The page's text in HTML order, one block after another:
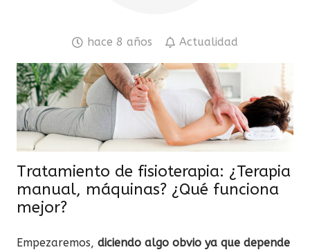
hace 8 años Actualidad
Tratamiento de fisioterapia: ¿Terapia
manual, máquinas? ¿Qué funciona
mejor?
Empezaremos, diciendo algo obvio ya que depende